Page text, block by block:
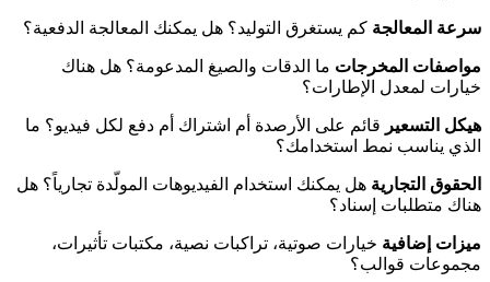
سرعة المعالجة كم يستغرق التوليد؟ هل يمكنك المعالجة الدفعية؟
مواصفات المخرجات ما الدقات والصيغ المدعومة؟ هل هناك
خيارات لمعدل الإطارات؟
هيكل التسعير قائم على الأرصدة أم اشتراك أم دفع لكل فيديو؟ ما
الذي يناسب نمط استخدامك؟
الحقوق التجارية هل يمكنك استخدام الفيديوهات المولّدة تجارياً؟ هل
هناك متطلبات إسناد؟
ميزات إضافية خيارات صوتية، تراكبات نصية، مكتبات تأثيرات،
مجموعات قوالب؟